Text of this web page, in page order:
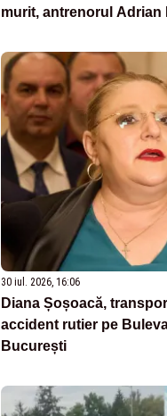
murit, antrenorul Adrian
30 iul. 2026, 16:06
Diana Șoșoacă,
accident rutier pe
București